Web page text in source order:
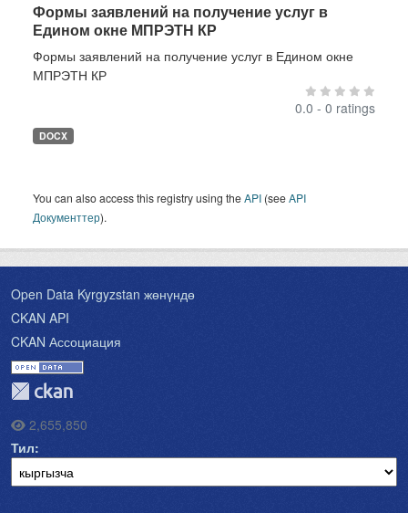
Формы заявлений на получение услуг в
Едином окне МПРЭТН КР
Формы заявлений на получение услуг в Едином окне
МПРЭТН КР
0.0 - 0 ratings
DOCX
You can also access this registry using theAPI (seeAPI
Документтер).
Open Data Kyrgyzstan жөнүндө
CKAN API
CKAN Ассоциация
2,655,850
Тил